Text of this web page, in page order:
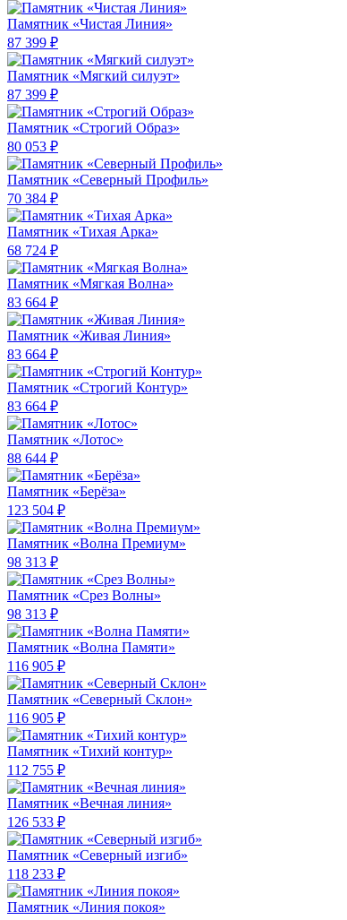
Памятник «Чистая Линия»
87 399 ₽
Памятник «Мягкий силуэт»
87 399 ₽
Памятник «Строгий Образ»
80 053 ₽
Памятник «Северный Профиль»
70 384 ₽
Памятник «Тихая Арка»
68 724 ₽
Памятник «Мягкая Волна»
83 664 ₽
Памятник «Живая Линия»
83 664 ₽
Памятник «Строгий Контур»
83 664 ₽
Памятник «Лотос»
88 644 ₽
Памятник «Берёза»
123 504 ₽
Памятник «Волна Премиум»
98 313 ₽
Памятник «Срез Волны»
98 313 ₽
Памятник «Волна Памяти»
116 905 ₽
Памятник «Северный Склон»
116 905 ₽
Памятник «Тихий контур»
112 755 ₽
Памятник «Вечная линия»
126 533 ₽
Памятник «Северный изгиб»
118 233 ₽
Памятник «Линия покоя»